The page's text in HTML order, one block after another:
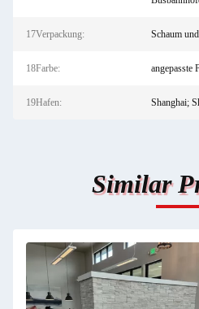
17Verpackung: Schaum
18Farbe: angepasste
19Hafen: Shanghai;
Similar